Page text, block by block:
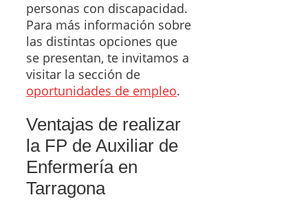
personas con discapacidad.
Para más información sobre
las distintas opciones que
se presentan, te invitamos a
visitar la sección de
oportunidades de empleo.
Ventajas de realizar
la FP de Auxiliar de
Enfermería en
Tarragona